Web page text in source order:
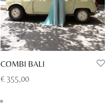
COMBI BALI
€355,00